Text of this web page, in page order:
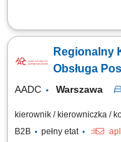
Nadzór nad realizacją
Kompleksowe zarządzanie
kosztów obsługi obiektu
Regionalny
Obsługa
AADC Warszawa
kierownik / kierowniczka /
B2B
pełny etat